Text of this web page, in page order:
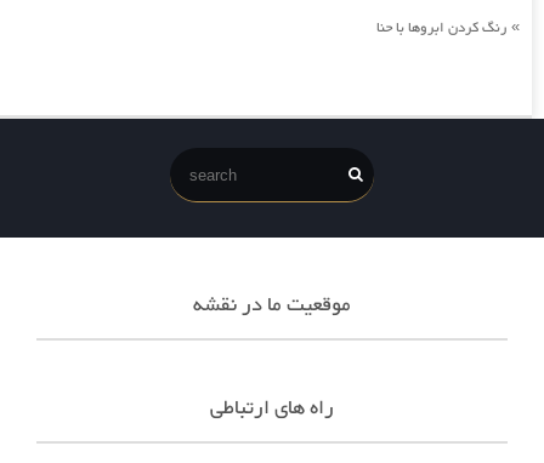
» رنگ کردن ابروها با حنا
موقعیت ما در نقشه
راه های ارتباطی